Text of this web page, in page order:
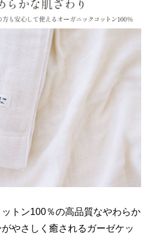
トン100％の高品質なやわらか
やさしく癒されるガーゼケッ